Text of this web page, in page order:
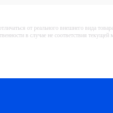
от реального внешнего вида
в случае не соответствия